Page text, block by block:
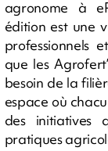
agronome à
édition est une
professionnels
que les
besoin de la
espace où
des initiatives
pratiques